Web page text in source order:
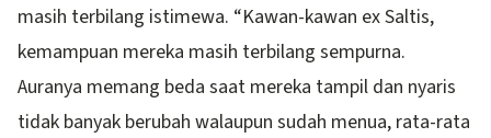
masih terbilang istimewa. “Kawan-kawan ex Saltis,
kemampuan mereka masih terbilang sempurna.
Auranya memang beda saat mereka tampil dan nyaris
tidak banyak berubah walaupun sudah menua, rata-rata